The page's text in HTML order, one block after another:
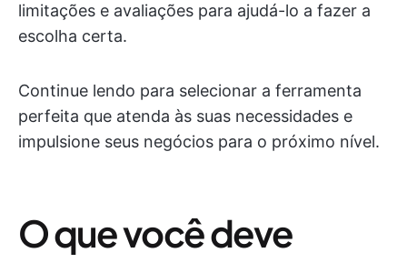
limitações e avaliações para ajudá-lo a fazer a
escolha certa.
Continue lendo para selecionar a ferramenta
perfeita que atenda às suas necessidades e
impulsione seus negócios para o próximo nível.
O que você deve